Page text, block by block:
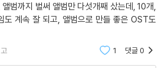
범까지 벌써 앨범만 다섯개째 샀는데, 10개,
도 계속 잘 되고, 앨범으로 만들 좋은 OST도
1 댓글0